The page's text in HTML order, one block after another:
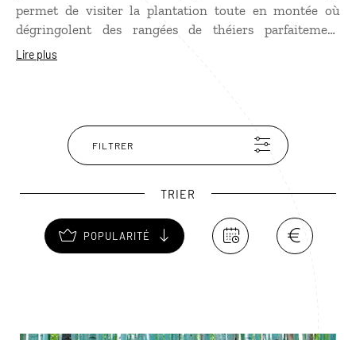
permet de visiter la plantation toute en montée où
dégringolent des rangées de théiers parfaitement
alignés. Un musée ainsi qu’un restaurant permettent de
Lire plus
FILTRER
TRIER
POPULARITÉ